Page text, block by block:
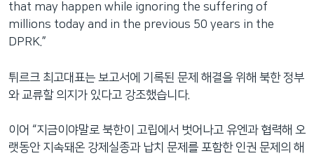
that may happen while ignoring the suffering of
millions today and in the previous 50 years in the
DPRK.”
튀르크 최고대표는 보고서에 기록된 문제 해결을 위해 북한 정부
와 교류할 의지가 있다고 강조했습니다.
이어 “지금이야말로 북한이 고립에서 벗어나고 유엔과 협력해 오
랫동안 지속돼온 강제실종과 납치 문제를 포함한 인권 문제의 해